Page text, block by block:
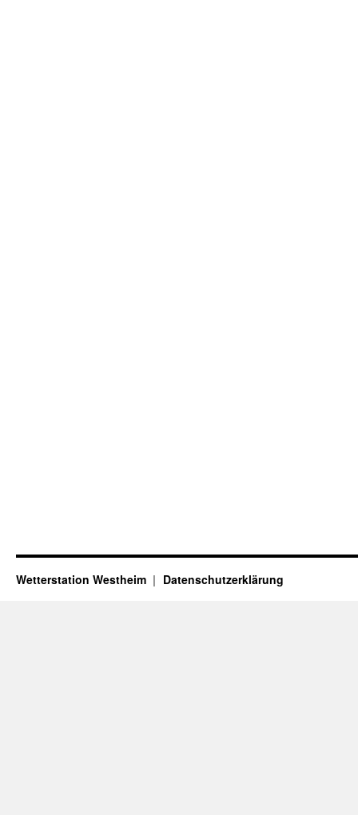
Wetterstation Westheim Datenschutzerklärung